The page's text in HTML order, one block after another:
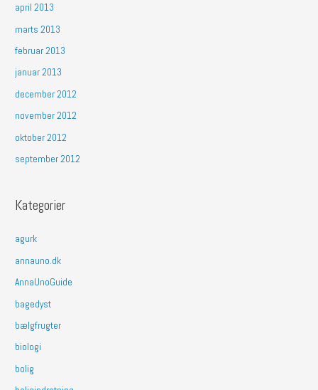
april 2013
marts 2013
februar 2013
januar 2013
december 2012
november 2012
oktober 2012
september 2012
Kategorier
agurk
annauno.dk
AnnaUnoGuide
bagedyst
bælgfrugter
biologi
bolig